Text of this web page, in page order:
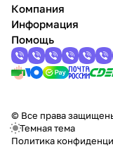
Компания
Информация
Помощь
© Все права
Темная тема
Политика